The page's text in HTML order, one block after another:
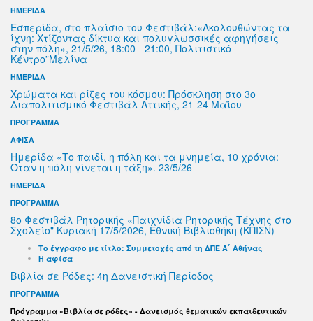
ΗΜΕΡΙΔΑ
Εσπερίδα, στο πλαίσιο του Φεστιβάλ:«Ακολουθώντας τα
ίχνη: Χτίζοντας δίκτυα και πολυγλωσσικές αφηγήσεις
στην πόλη», 21/5/26, 18:00 - 21:00, Πολιτιστικό
Κέντρο”Μελίνα
ΗΜΕΡΙΔΑ
Χρώματα και ρίζες του κόσμου: Πρόσκληση στο 3ο
Διαπολιτισμικό Φεστιβάλ Αττικής, 21-24 Μαΐου
ΠΡΟΓΡΑΜΜΑ
ΑΦΙΣΑ
Ημερίδα «Το παιδί, η πόλη και τα μνημεία, 10 χρόνια:
Όταν η πόλη γίνεται η τάξη». 23/5/26
ΗΜΕΡΙΔΑ
ΠΡΟΓΡΑΜΜΑ
8ο Φεστιβάλ Ρητορικής «Παιχνίδια Ρητορικής Τέχνης στο
Σχολείο" Κυριακή 17/5/2026, Εθνική Βιβλιοθήκη (ΚΠΙΣΝ)
Το έγγραφο με τίτλο: Συμμετοχές από τη ΔΠΕ Α΄ Αθήνας
Η αφίσα
Βιβλία σε Ρόδες: 4η Δανειστική Περίοδος
ΠΡΟΓΡΑΜΜΑ
Πρόγραμμα «Βιβλία σε ρόδες» - Δανεισμός θεματικών εκπαιδευτικών